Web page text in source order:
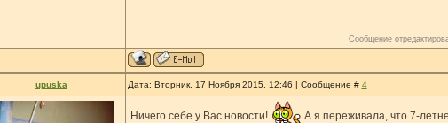
Сообщение
upuska Дата: Вторник, 17 Ноября 2015, 12:46 | Сообщение # 4
Ничего себе у Вас новости!
А я переживала, что 7-